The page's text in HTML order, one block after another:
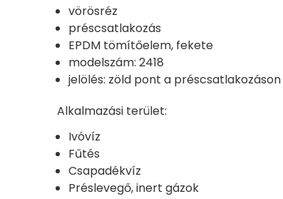
vörösréz
préscsatlakozás
EPDM tömítőelem, fekete
modelszám: 2418
jelölés: zöld pont a préscsatlakozáson
Alkalmazási terület:
Ivóvíz
Fűtés
Csapadékvíz
Préslevegő, inert gázok